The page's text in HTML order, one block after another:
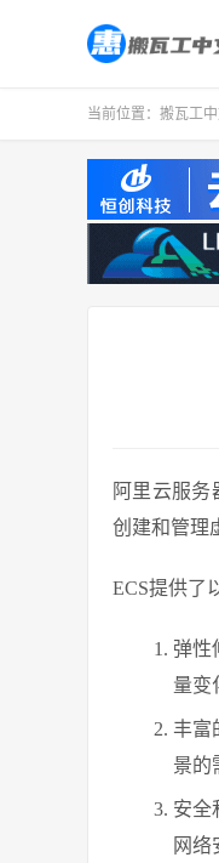
当前位置： 搬瓦工
阿里云服务
创建和管理
ECS提供了
弹性
量变
丰富
景的
安全
网络